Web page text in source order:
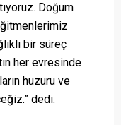
Doğum
bir süreç
her evresinde
huzuru ve
dedi.